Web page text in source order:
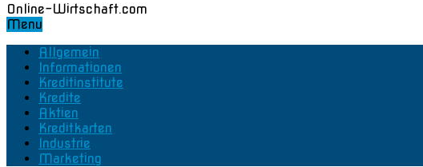
Online-Wirtschaft.com
Menu
Allgemein
Informationen
Kreditinstitute
Kredite
Aktien
Kreditkarten
Industrie
Marketing